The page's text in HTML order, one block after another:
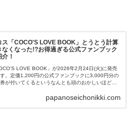
ス「COCO'S LOVE BOOK」とうとう計算
なくなった!?お得過ぎる公式ファンブック
！
LOVE BOOK」が2026年2月24日(火)に発売
す。定価1,200円の公式ファンブックに3,000円分の
が付いてくるというなんとも頭のおかしいほどお
papanoseichonikki.com